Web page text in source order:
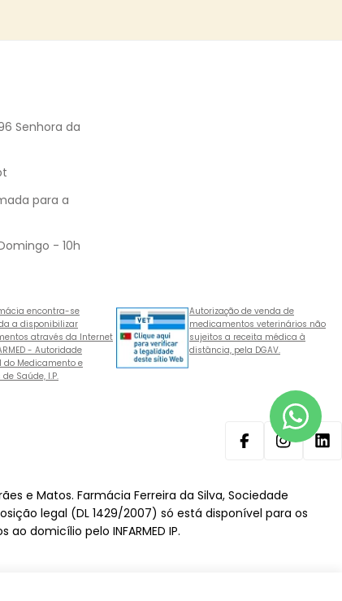
Senhora da
para a
- 10h
encontra-se
a disponibilizar
através da Internet
- Autoridade
do Medicamento e
Saúde, I.P.
Autorização de venda de
medicamentos veterinários não
sujeitos a receita médica à
distância, pela DGAV.
FacebookInstagram
e Matos. Farmácia Ferreira da Silva, Sociedade
legal (DL 1429/2007) só está disponível para os
domicílio pelo INFARMED IP.